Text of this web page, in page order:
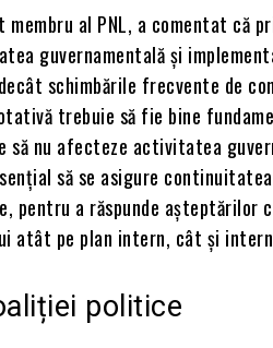
al PNL, a comentat că
guvernamentală și
schimbările frecvente de
trebuie să fie bine
să nu afecteze activitatea
să se asigure
pentru a răspunde așteptărilor
atât pe plan intern, cât și
politice